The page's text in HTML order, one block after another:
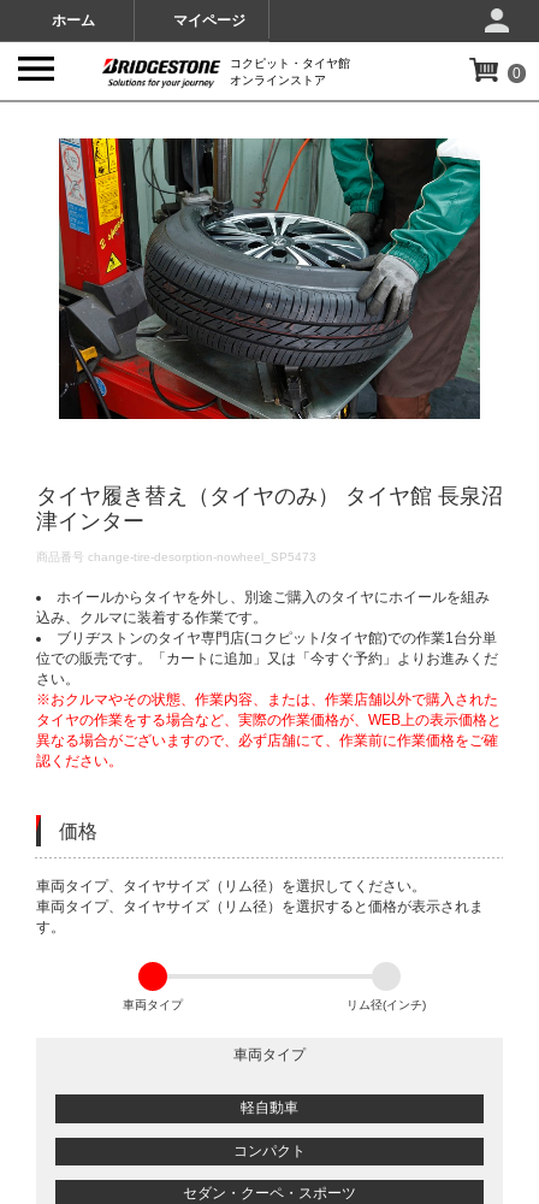
ホーム マイページ
コクピット・タイヤ館
オンラインストア
0
タイヤ履き替え（タイヤのみ） タイヤ館 長泉沼
津インター
DETAILS
商品番号 change-tire-desorption-nowheel_SP5473
ホイールからタイヤを外し、別途ご購入のタイヤにホイールを組み
込み、クルマに装着する作業です。
ブリヂストンのタイヤ専門店(コクピット/タイヤ館)での作業1台分単
位での販売です。「カートに追加」又は「今すぐ予約」よりお進みくだ
さい。
※おクルマやその状態、作業内容、または、作業店舗以外で購入された
タイヤの作業をする場合など、実際の作業価格が、WEB上の表示価格と
異なる場合がございますので、必ず店舗にて、作業前に作業価格をご確
認ください。
価格
VARIATIONS
車両タイプ、タイヤサイズ（リム径）を選択してください。
車両タイプ、タイヤサイズ（リム径）を選択すると価格が表示されま
す。
車両タイプ リム径(インチ)
車両タイプ
軽自動車
コンパクト
セダン・クーペ・スポーツ